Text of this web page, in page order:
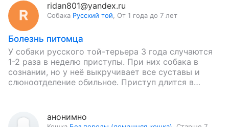
ridan801@yandex.ru
Собака Русский той От 1 года до 7 лет
Болезнь питомца
У собаки русского той-терьера 3 года случаются
1-2 раза в неделю приступы. При них собака в
сознании, но у неё выкручивает все суставы и
слюноотделение обильное. Приступ длится в
анонимно